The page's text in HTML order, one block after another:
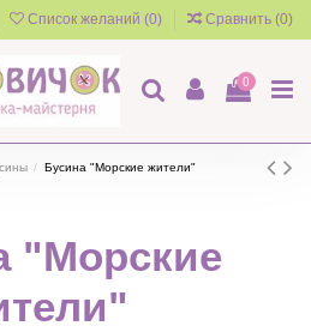
Список желаний (0) Сравнить (0)
0
Бусина "Морские жители"
"Морские